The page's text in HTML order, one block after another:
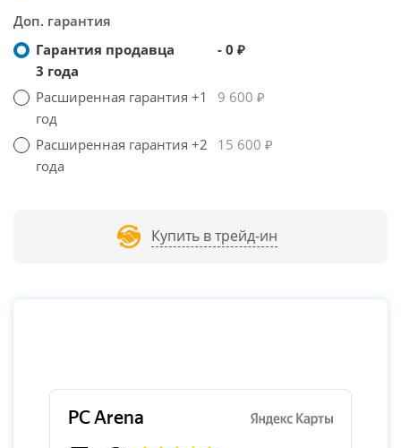
Доп. гарантия
Гарантия продавца
3 года
- 0 ₽
Расширенная гарантия +1
год
9 600 ₽
Расширенная гарантия +2
года
15 600 ₽
Купить в трейд-ин